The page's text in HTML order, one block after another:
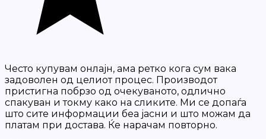
Често купувам онлајн, ама ретко кога сум вака
задоволен од целиот процес. Производот
пристигна побрзо од очекуваното, одлично
спакуван и токму како на сликите. Ми се допаѓа
што сите информации беа јасни и што можам да
платам при достава. Ќе нарачам повторно.